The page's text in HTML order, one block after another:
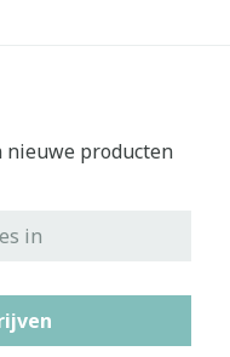
nieuwe producten